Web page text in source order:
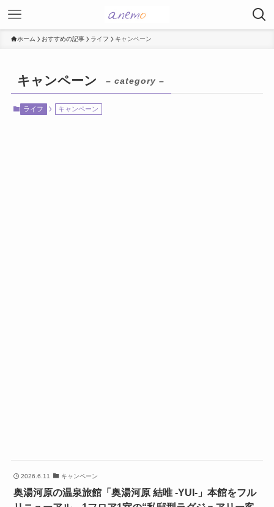
ホーム おすすめの記事 ライフ キャンペーン
キャンペーン – category –
ライフ キャンペーン
2026.6.11 キャンペーン
奥湯河原の温泉旅館「奥湯河原 結唯 -YUI-」本館をフル